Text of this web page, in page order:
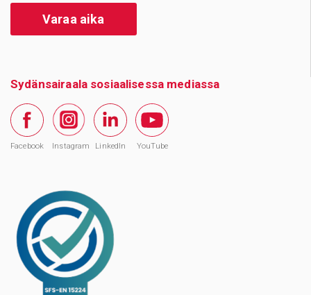
Varaa aika
Sydänsairaala sosiaalisessa mediassa
Facebook Instagram LinkedIn YouTube